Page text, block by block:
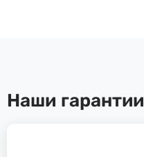
Наши гарантии